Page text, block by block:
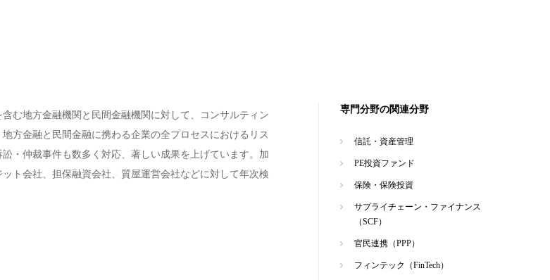
む地方金融機関と民間金融機関に対して、コンサルティン
方金融と民間金融に携わる企業の全プロセスにおけるリス
・仲裁事件も数多く対応、著しい成果を上げています。加
ト会社、担保融資会社、質屋運営会社などに対して年次検
専門分野の関連分野
信託・資産管理
PE投資ファンド
保険・保険投資
サプライチェーン・ファイナンス
（SCF）
官民連携（PPP）
フィンテック（FinTech）